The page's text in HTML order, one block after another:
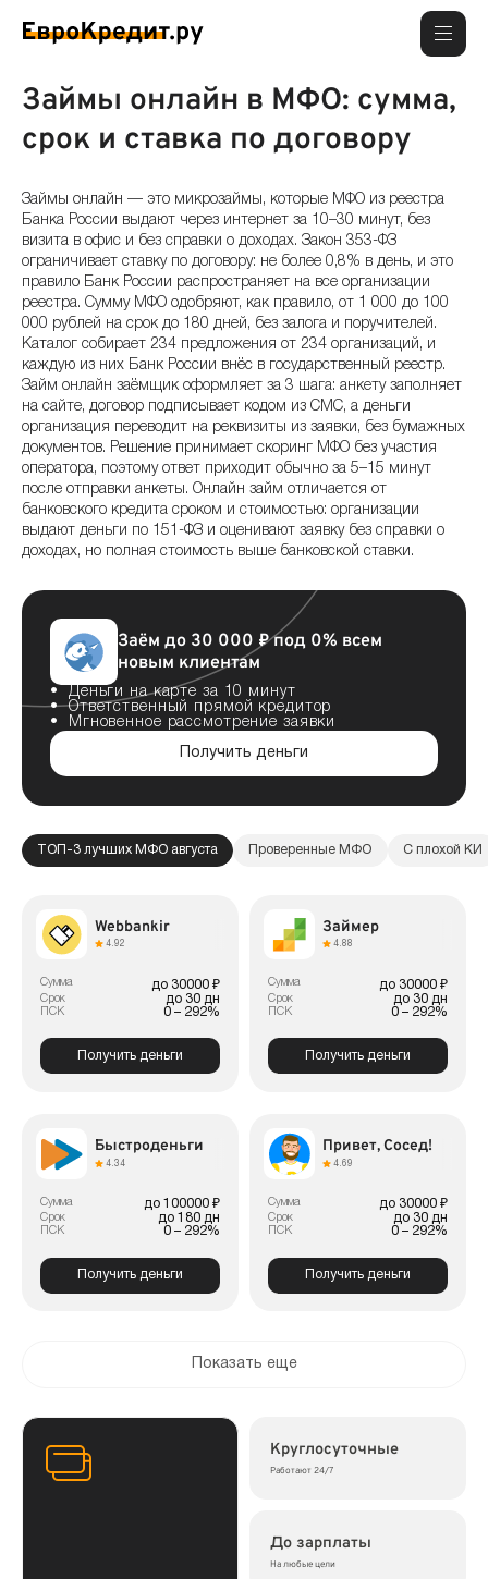
Займы онлайн в МФО: сумма,
срок и ставка по договору
Займы онлайн — это микрозаймы, которые МФО из реестра
Банка России выдают через интернет за 10–30 минут, без
визита в офис и без справки о доходах. Закон 353-ФЗ
ограничивает ставку по договору: не более 0,8% в день, и это
правило Банк России распространяет на все организации
реестра. Сумму МФО одобряют, как правило, от 1 000 до 100
000 рублей на срок до 180 дней, без залога и поручителей.
Каталог собирает 234 предложения от 234 организаций, и
каждую из них Банк России внёс в государственный реестр.
Займ онлайн заёмщик оформляет за 3 шага: анкету заполняет
на сайте, договор подписывает кодом из СМС, а деньги
организация переводит на реквизиты из заявки, без бумажных
документов. Решение принимает скоринг МФО без участия
оператора, поэтому ответ приходит обычно за 5–15 минут
после отправки анкеты. Онлайн займ отличается от
банковского кредита сроком и стоимостью: организации
выдают деньги по 151-ФЗ и оценивают заявку без справки о
доходах, но полная стоимость выше банковской ставки.
Заём до 30 000 ₽ под 0% всем
новым клиентам
Деньги на карте за 10 минут
Ответственный прямой кредитор
Мгновенное рассмотрение заявки
Получить деньги
ТОП-3 лучших МФО августа Проверенные МФО С плохой КИ
Webbankir
4.92
Сумма до 30000 ₽
Срок до 30 дн
ПСК 0 – 292%
Получить деньги
Займер
4.88
Сумма до 30000 ₽
Срок до 30 дн
ПСК 0 – 292%
Получить деньги
Быстроденьги
4.34
Сумма до 100000 ₽
Срок до 180 дн
ПСК 0 – 292%
Получить деньги
Привет, Сосед!
4.69
Сумма до 30000 ₽
Срок до 30 дн
ПСК 0 – 292%
Получить деньги
Показать еще
Круглосуточные
Работают 24/7
До зарплаты
На любые цели